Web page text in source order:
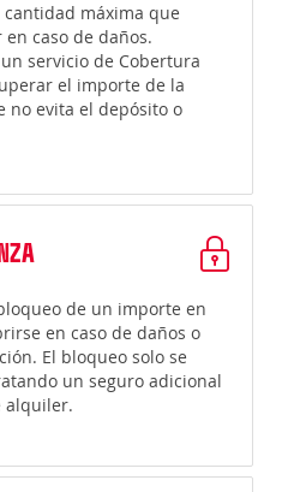
máxima que
caso de daños.
servicio de Cobertura
el importe de la
no evita el depósito o
de un importe en
en caso de daños o
El bloqueo solo se
un seguro adicional
alquiler.